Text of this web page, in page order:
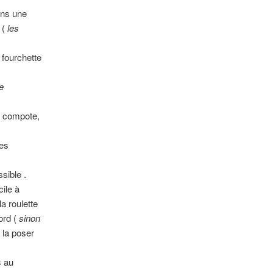
une
les
.
à
roulette
(sinon
poser
au